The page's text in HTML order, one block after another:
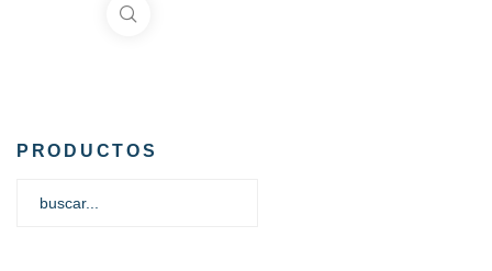
PRODUCTOS